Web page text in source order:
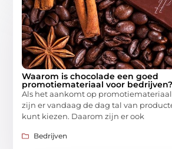
Waarom is chocolade een goed
promotiemateriaal voor bedrijven?
Als het aankomt op
zijn er vandaag de dag tal van
kunt kiezen. Daarom zijn er ook
Bedrijven